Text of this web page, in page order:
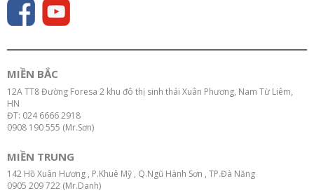
MIỀN BẮC
12A TT8 Đường Foresa 2 khu đô thị sinh thái Xuân Phương, Nam Từ Liêm,
HN
ĐT: 024 6666 2918
0908 190 555 (Mr.Sơn)
MIỀN TRUNG
142 Hồ Xuân Hương , P.Khuê Mỹ , Q.Ngũ Hành Sơn , TP.Đà Năng
0905 209 722 (Mr.Danh)